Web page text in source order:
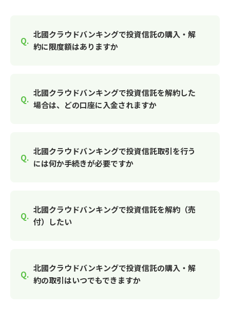
北國クラウドバンキングで投資信託の購入・解
約に限度額はありますか
北國クラウドバンキングで投資信託を解約した
場合は、どの口座に入金されますか
北國クラウドバンキングで投資信託取引を行う
には何か手続きが必要ですか
北國クラウドバンキングで投資信託を解約（売
付）したい
北國クラウドバンキングで投資信託の購入・解
約の取引はいつでもできますか